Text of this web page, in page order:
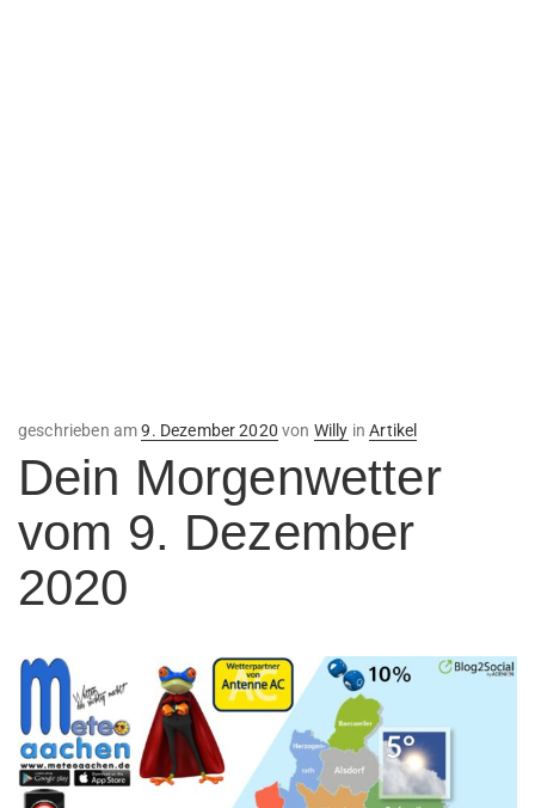
geschrieben amVeröffentlicht
am
9. Dezember 2020 von Willy inArtikel
Dein Morgenwetter
vom 9. Dezember
2020